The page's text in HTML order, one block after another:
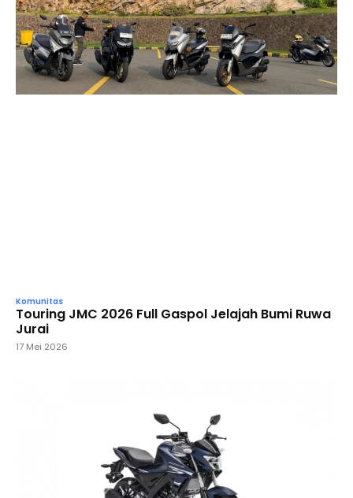
Komunitas
Touring JMC 2026 Full Gaspol Jelajah Bumi Ruwa
Jurai
17 Mei 2026